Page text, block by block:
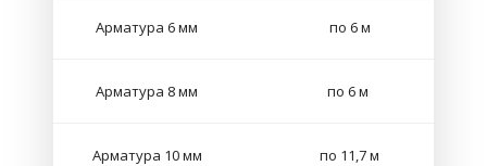
Арматура 6 мм по 6 м
Арматура 8 мм по 6 м
Арматура 10 мм по 11,7 м